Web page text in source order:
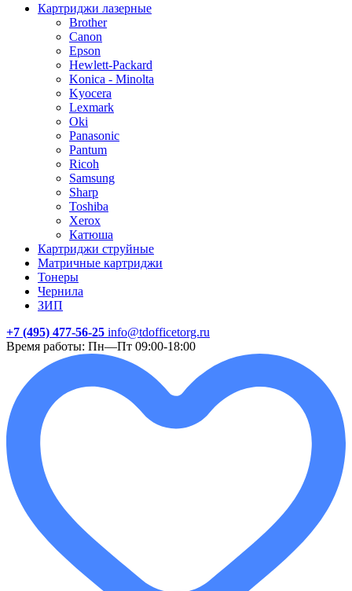
Картриджи лазерные
Brother
Canon
Epson
Hewlett-Packard
Konica - Minolta
Kyocera
Lexmark
Oki
Panasonic
Pantum
Ricoh
Samsung
Sharp
Toshiba
Xerox
Катюша
Картриджи струйные
Матричные картриджи
Тонеры
Чернила
ЗИП
+7 (495) 477-56-25 info@tdofficetorg.ru
Время работы: Пн—Пт 09:00-18:00